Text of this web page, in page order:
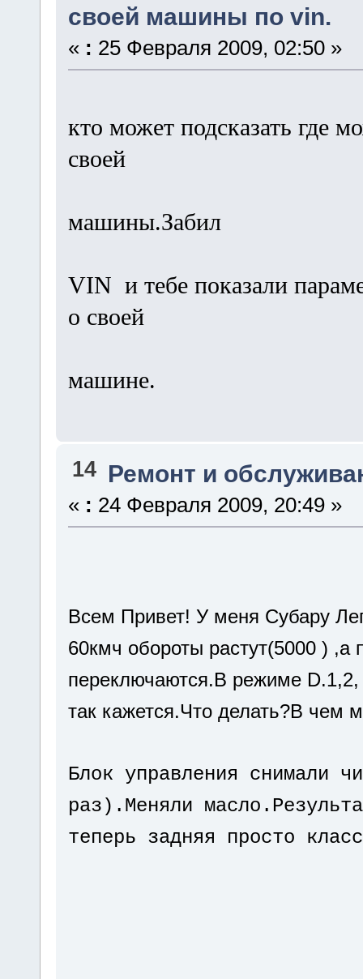
своей машины по vin.
« : 25 Февраля 2009, 02:50 »
кто может подсказать где
своей
машины.Забил
VIN и тебе показали
о своей
машине.
14 Ремонт и
« : 24 Февраля 2009, 20:49 »
Всем Привет! У меня Субару
60кмч обороты растут(5000 ) ,а
переключаются.В режиме
так кажется.Что делать?В чем
Блок управления снимали
раз).Меняли
теперь задняя просто